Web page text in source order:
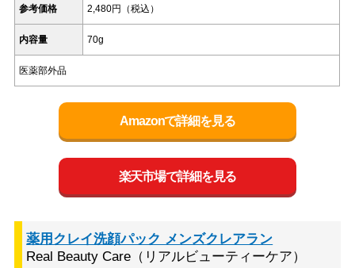
参考価格 2,480円（税込）
内容量 70g
医薬部外品
Amazonで詳細を見る
楽天市場で詳細を見る
薬用クレイ洗顔パック メンズクレアラン
Real Beauty Care（リアルビューティーケア）